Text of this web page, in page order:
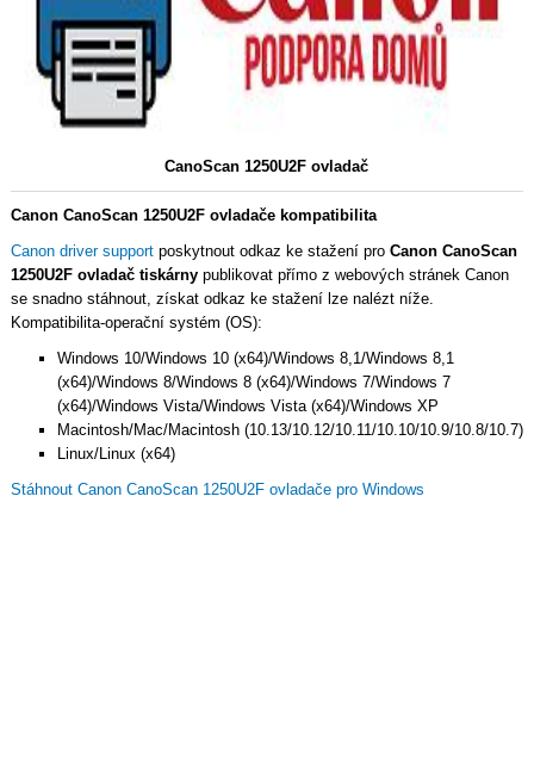
CanoScan 1250U2F ovladač
Canon CanoScan 1250U2F ovladače kompatibilita
Canon driver supportposkytnout odkaz ke stažení pro Canon CanoScan
1250U2F ovladač tiskárnypublikovat přímo z webových stránek Canon
se snadno stáhnout, získat odkaz ke stažení lze nalézt níže.
Kompatibilita-operační systém (OS):
Windows 10/Windows 10 (x64)/Windows 8,1/Windows 8,1
(x64)/Windows 8/Windows 8 (x64)/Windows 7/Windows 7
(x64)/Windows Vista/Windows Vista (x64)/Windows XP
Macintosh/Mac/Macintosh (10.13/10.12/10.11/10.10/10.9/10.8/10.7)
Linux/Linux (x64)
Stáhnout Canon CanoScan 1250U2F ovladače pro Windows